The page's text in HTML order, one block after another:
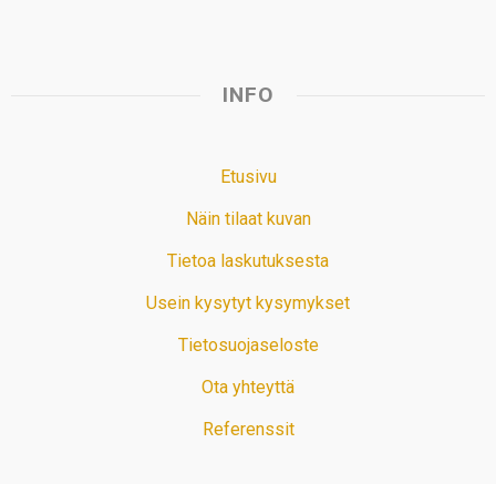
INFO
Etusivu
Näin tilaat kuvan
Tietoa laskutuksesta
Usein kysytyt kysymykset
Tietosuojaseloste
Ota yhteyttä
Referenssit